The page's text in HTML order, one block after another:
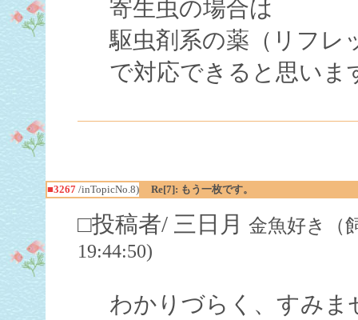
寄生虫の場合は
駆虫剤系の薬（リフレ
で対応できると思いま
■3267/inTopicNo.8) Re[7]: もう一枚です。
□投稿者/ 三日月 金魚好き（
19:44:50)
わかりづらく、すみま